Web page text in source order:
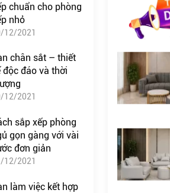
chuẩn cho phòng
nhỏ
12/2021
chân sắt – thiết
độc đáo và thời
12/2021
sắp xếp phòng
gọn gàng với vài
đơn giản
12/2021
làm việc kết hợp